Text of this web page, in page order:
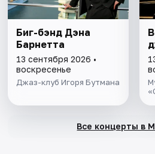
Биг-бэнд Дэна
Барнетта
13 сентября 2026 •
воскресенье
Джаз-клуб Игоря Бутмана
Все концерты в